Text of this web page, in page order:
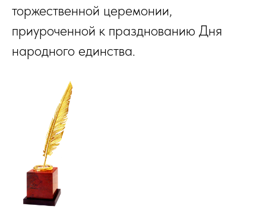
торжественной церемонии,
приуроченной к празднованию Дня
народного единства.